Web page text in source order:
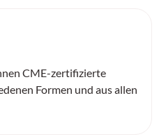
CME-zertifizierte
Formen und aus allen